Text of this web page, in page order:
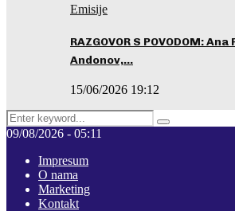
Emisije
RAZGOVOR S POVODOM:
Andonov,…
15/06/2026 19:12
Search
for:
Pretraga
09/08/2026 - 05:11
Impresum
O nama
Marketing
Kontakt